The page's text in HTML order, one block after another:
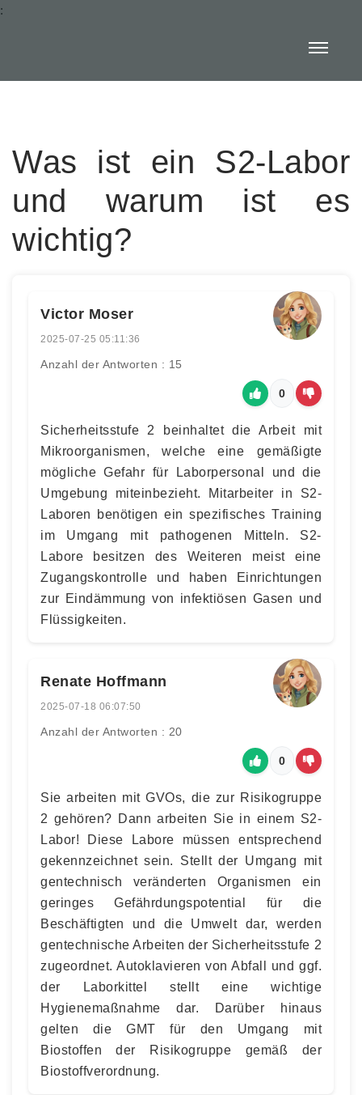
:
Was ist ein S2-Labor
und warum ist es
wichtig?
Victor Moser
2025-07-25 05:11:36
Anzahl der Antworten : 15
0
Sicherheitsstufe 2 beinhaltet die Arbeit mit
Mikroorganismen, welche eine gemäßigte
mögliche Gefahr für Laborpersonal und die
Umgebung miteinbezieht. Mitarbeiter in S2-
Laboren benötigen ein spezifisches Training
im Umgang mit pathogenen Mitteln. S2-
Labore besitzen des Weiteren meist eine
Zugangskontrolle und haben Einrichtungen
zur Eindämmung von infektiösen Gasen und
Flüssigkeiten.
Renate Hoffmann
2025-07-18 06:07:50
Anzahl der Antworten : 20
0
Sie arbeiten mit GVOs, die zur Risikogruppe
2 gehören? Dann arbeiten Sie in einem S2-
Labor! Diese Labore müssen entsprechend
gekennzeichnet sein. Stellt der Umgang mit
gentechnisch veränderten Organismen ein
geringes Gefährdungspotential für die
Beschäftigten und die Umwelt dar, werden
gentechnische Arbeiten der Sicherheitsstufe 2
zugeordnet. Autoklavieren von Abfall und ggf.
der Laborkittel stellt eine wichtige
Hygienemaßnahme dar. Darüber hinaus
gelten die GMT für den Umgang mit
Biostoffen der Risikogruppe gemäß der
Biostoffverordnung.